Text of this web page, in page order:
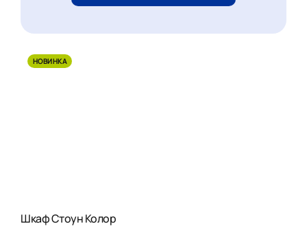
НОВИНКА
Шкаф Стоун Колор